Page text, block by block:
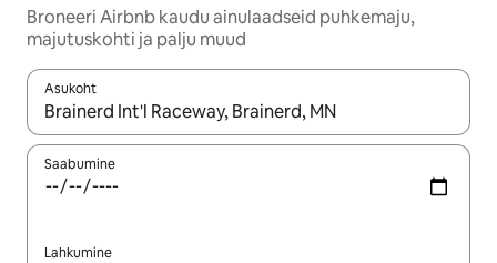
Broneeri Airbnb kaudu ainulaadseid puhkemaju,
majutuskohti ja palju muud
Asukoht
Kui tulemused on kuvatud, liigu ekraanil nooleklahvidega või
Saabumine
Lahkumine